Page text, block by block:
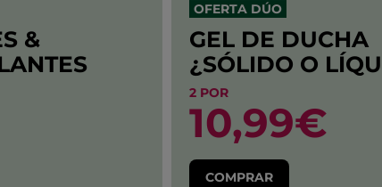
&
OFERTA DÚO
GEL DE DUCHA
¿SÓLIDO O
2 POR
10,99€
COMPRAR